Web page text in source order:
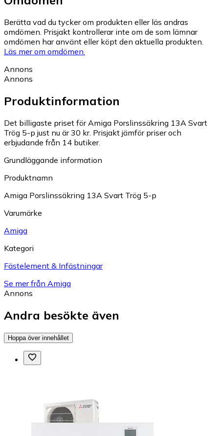
Berätta vad du tycker om produkten eller läs andras
omdömen. Prisjakt kontrollerar inte om de som lämnar
omdömen har använt eller köpt den aktuella produkten.
Läs mer om omdömen.
Annons
Annons
Produktinformation
Det billigaste priset för Amiga Porslinssäkring 13A Svart
Trög 5-p just nu är 30 kr. Prisjakt jämför priser och
erbjudande från 14 butiker.
Grundläggande information
Produktnamn
Amiga Porslinssäkring 13A Svart Trög 5-p
Varumärke
Amiga
Kategori
Fästelement & Infästningar
Se mer från Amiga
Annons
Andra besökte även
Hoppa över innehållet